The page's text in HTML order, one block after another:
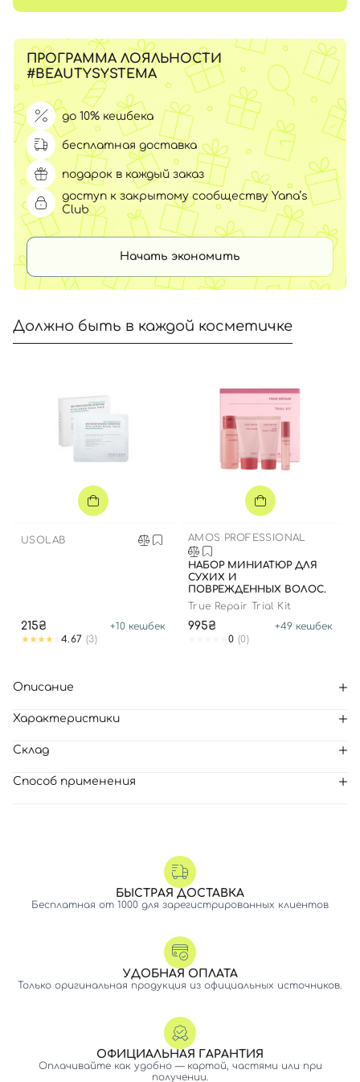
ПРОГРАММА ЛОЯЛЬНОСТИ
#BEAUTYSYSTEMA
до 10% кешбека
бесплатная доставка
подарок в каждый заказ
доступ к закрытому сообществу Yana’s
Club
Начать экономить
Должно быть в каждой косметичке
USOLAB
215₴ +10 кешбек
4.67 (3)
AMOS PROFESSIONAL
НАБОР МИНИАТЮР ДЛЯ
СУХИХ И
ПОВРЕЖДЕННЫХ ВОЛОС.
True Repair Trial Kit
995₴ +49 кешбек
0 (0)
Описание
Характеристики
Склад
Способ применения
БЫСТРАЯ ДОСТАВКА
Бесплатная от 1000 для зарегистрированных клиентов
УДОБНАЯ ОПЛАТА
Только оригинальная продукция из официальных источников.
ОФИЦИАЛЬНАЯ ГАРАНТИЯ
Оплачивайте как удобно — картой, частями или при
получении.